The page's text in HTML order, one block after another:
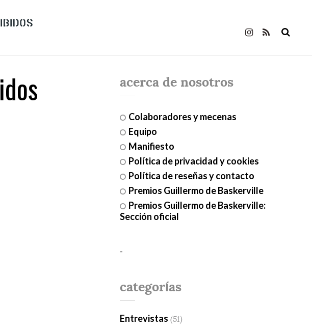
acerca de nosotros
Colaboradores y mecenas
Equipo
Manifiesto
Política de privacidad y cookies
Política de reseñas y contacto
Premios Guillermo de Baskerville
Premios Guillermo de Baskerville:
Sección oficial
-
categorías
Entrevistas (51)